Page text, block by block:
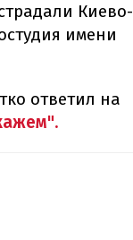
Киево-
имени
ответил на